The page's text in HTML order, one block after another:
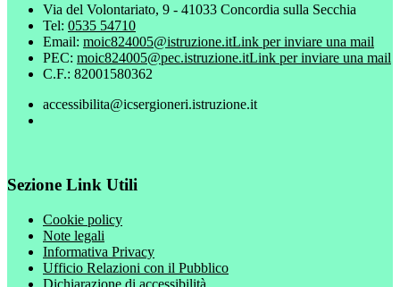
Via del Volontariato, 9 - 41033 Concordia sulla Secchia
Tel: 0535 54710
Email: moic824005@istruzione.itLink per inviare una mail
PEC: moic824005@pec.istruzione.itLink per inviare una mail
C.F.: 82001580362
accessibilita@icsergioneri.istruzione.it
Sezione Link Utili
Cookie policy
Note legali
Informativa Privacy
Ufficio Relazioni con il Pubblico
Dichiarazione di accessibilità